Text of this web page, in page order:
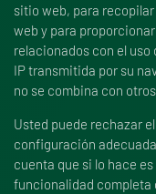
sitio web, para
web y para
relacionados con el
IP transmitida por su
no se combina con
Usted puede rechazar
configuración
cuenta que si lo hace
funcionalidad completa